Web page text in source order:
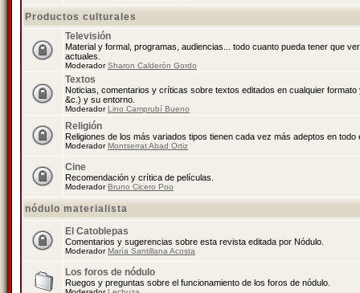
Productos culturales
Televisión
Material y formal, programas, audiencias... todo cuanto pueda tener que
actuales.
ModeradorSharon Calderón Gordo
Textos
Noticias, comentarios y críticas sobre textos editados en cualquier
&c.) y su entorno.
ModeradorLino Camprubí Bueno
Religión
Religiones de los más variados tipos tienen cada vez más adeptos en todo
ModeradorMontserrat Abad Ortiz
Cine
Recomendación y crítica de películas.
ModeradorBruno Cicero Poo
nódulo materialista
El Catoblepas
Comentarios y sugerencias sobre esta revista editada por Nódulo.
ModeradorMaría Santillana Acosta
Los foros de nódulo
Ruegos y preguntas sobre el funcionamiento de los foros de nódulo.